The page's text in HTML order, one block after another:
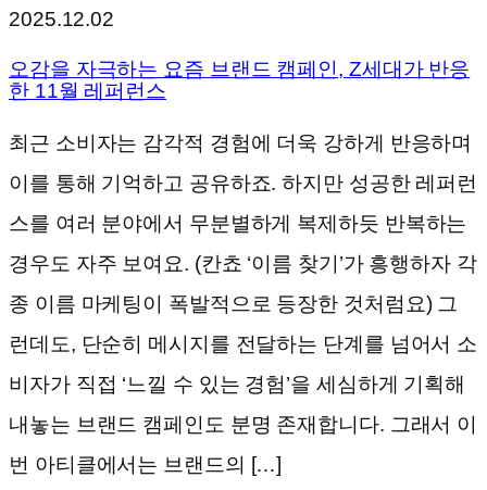
2025.12.02
오감을 자극하는 요즘 브랜드 캠페인, Z세대가 반응
한 11월 레퍼런스
최근 소비자는 감각적 경험에 더욱 강하게 반응하며
이를 통해 기억하고 공유하죠. 하지만 성공한 레퍼런
스를 여러 분야에서 무분별하게 복제하듯 반복하는
경우도 자주 보여요. (칸쵸 ‘이름 찾기’가 흥행하자 각
종 이름 마케팅이 폭발적으로 등장한 것처럼요) 그
런데도, 단순히 메시지를 전달하는 단계를 넘어서 소
비자가 직접 ‘느낄 수 있는 경험’을 세심하게 기획해
내놓는 브랜드 캠페인도 분명 존재합니다. 그래서 이
번 아티클에서는 브랜드의 […]